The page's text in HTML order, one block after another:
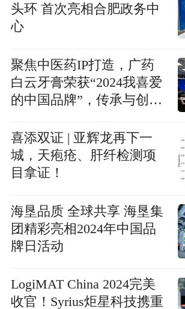
头环 首次亮相合肥政务中
心
聚焦中医药IP打造，广药
白云牙膏荣获“2024我喜爱
的中国品牌”，传承与创新
喜添双证 | 亚辉龙再下一
城，天疱疮、肝纤检测项
目拿证！
海垦品质 全球共享 海垦集
团精彩亮相2024年中国品
牌日活动
LogiMAT China 2024完美
收官！Syrius炬星科技携重